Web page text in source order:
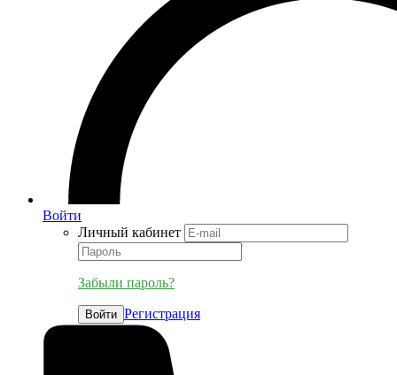
Войти
Личный кабинет
Забыли пароль?
Войти Регистрация